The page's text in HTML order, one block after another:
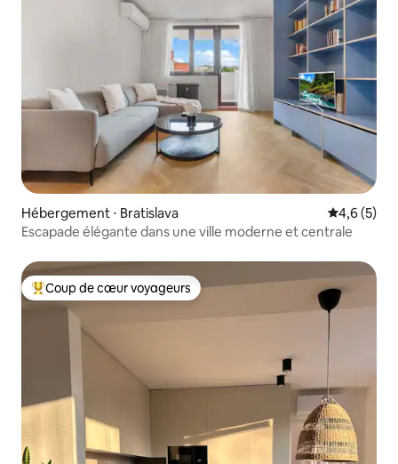
Hébergement ⋅ Bratislava Évaluation
4,6 (5)
Escapade élégante dans une ville moderne et centrale
Coups de cœur voyageurs les plus appréciés
Coup de cœur voyageurs